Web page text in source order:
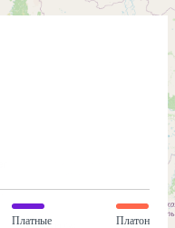
Платные Платон